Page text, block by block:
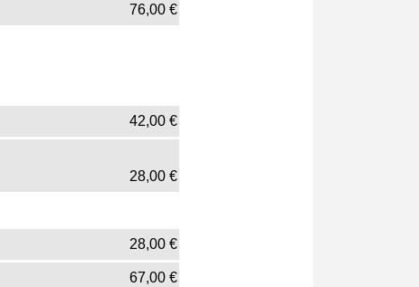
76,00 €
42,00 €
28,00 €
28,00 €
67,00 €